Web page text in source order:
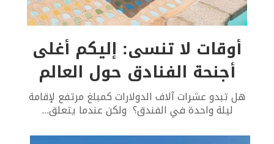
أوقات لا تنسى: إليكم أغلى
أجنحة الفنادق حول العالم
هل تبدو عشرات آلاف الدولارات كمبلغ مرتفع لإقامة
ليلة واحدة في الفندق؟ ولكن عندما يتعلق...